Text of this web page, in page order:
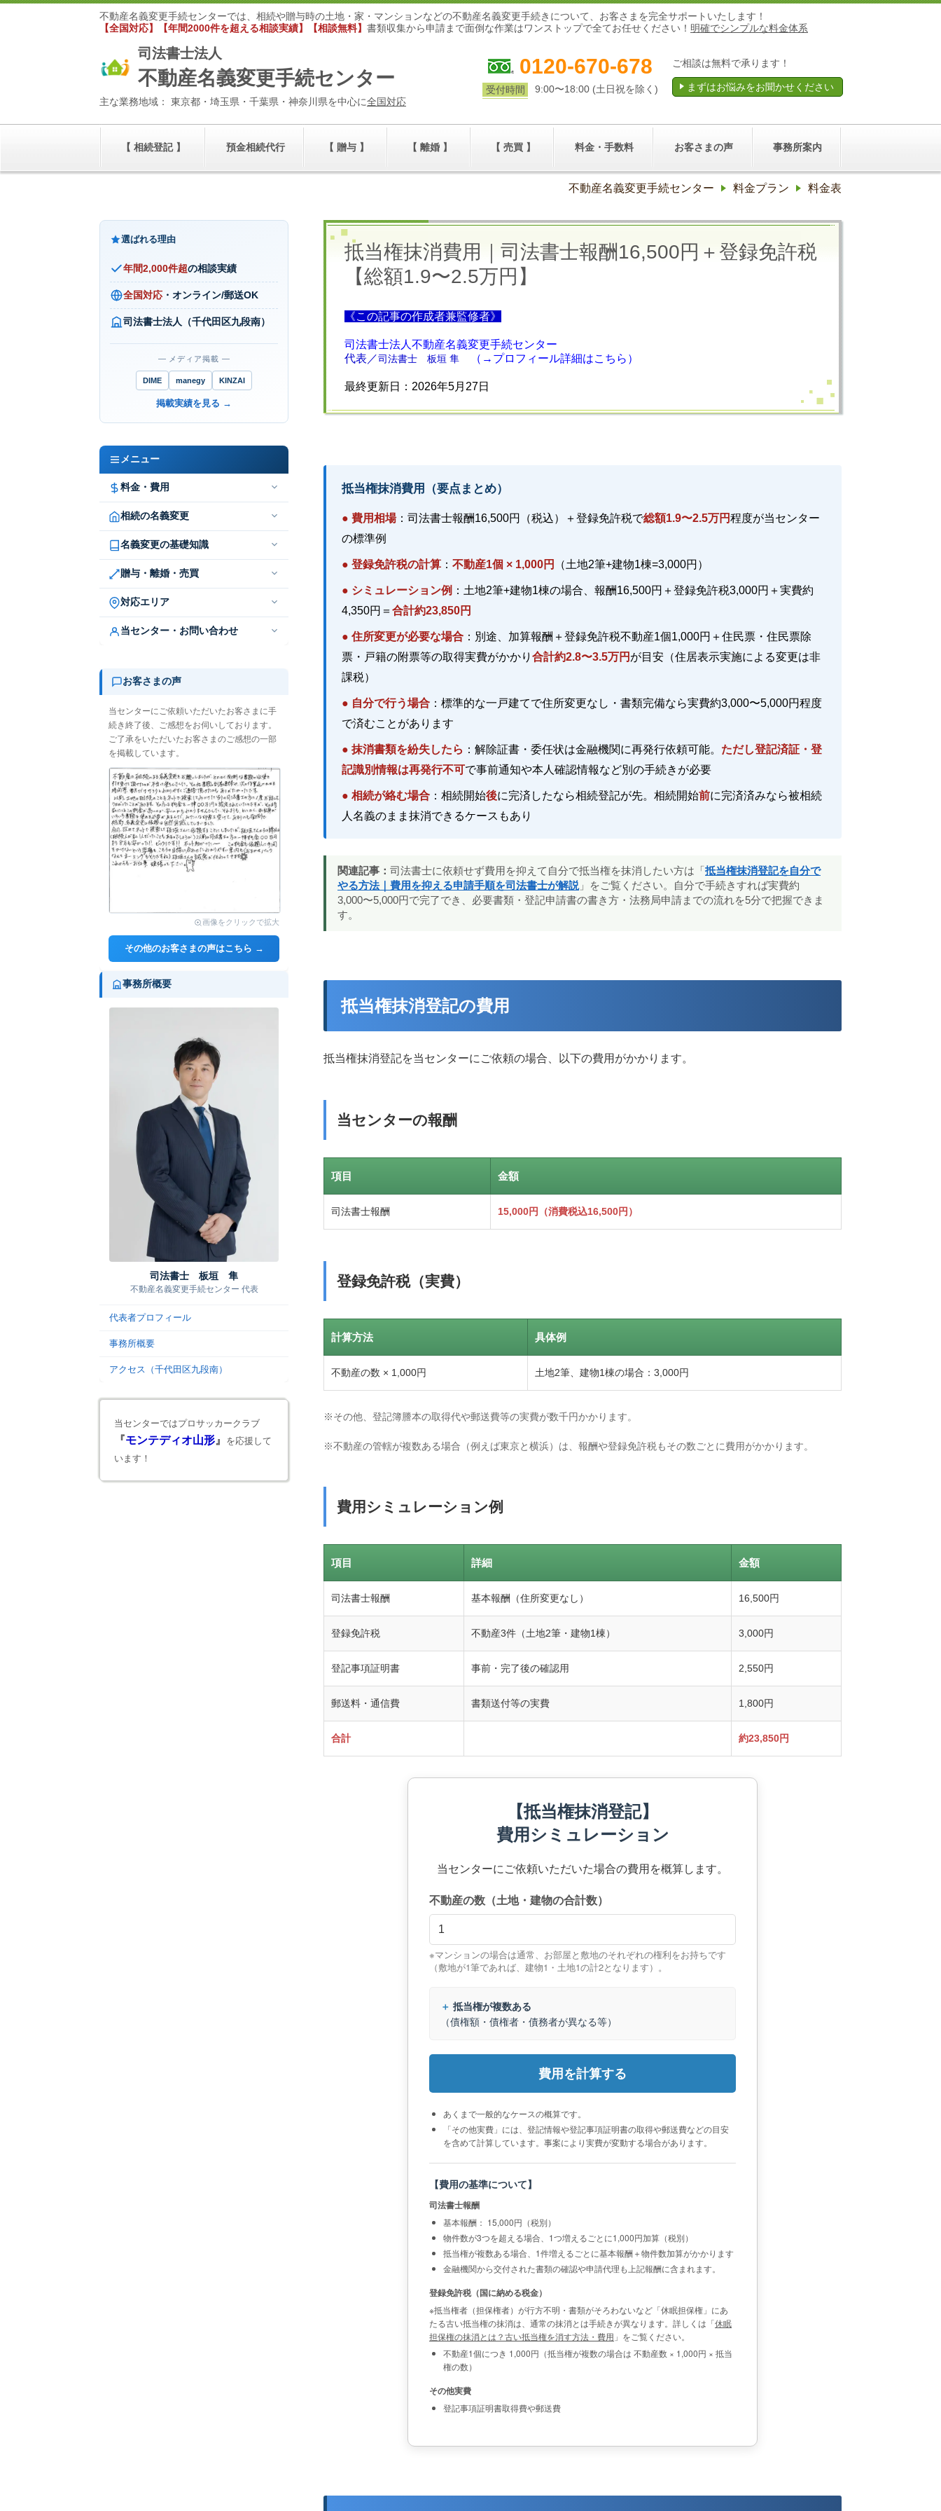
不動産名義変更手続センターでは、相続や贈与時の土地・家・マンションなどの不動産名義変更手続きについて、お客さまを完全サポートいたします！
【全国対応】【年間2000件を超える相談実績】【相談無料】 書類収集から申請まで面倒な作業はワンストップで全てお任せください！ 明確でシンプルな料金体系
司法書士法人
不動産名義変更手続センター
主な業務地域： 東京都・埼玉県・千葉県・神奈川県を中心に全国対応
0120-670-678
受付時間 9:00〜18:00 (土日祝を除く)
ご相談は無料で承ります！
まずはお悩みをお聞かせください
【 相続登記 】 預金相続代行 【 贈与 】 【 離婚 】 【 売買 】 料金・手数料 お客さまの声 事務所案内
不動産名義変更手続センター 料金プラン 料金表
抵当権抹消費用｜司法書士報酬16,500円＋登録免許税
【総額1.9〜2.5万円】
《この記事の作成者兼監修者》
司法書士法人不動産名義変更手続センター
代表／司法書士 板垣 隼 （→ プロフィール詳細はこちら ）
最終更新日：2026年5月27日
抵当権抹消費用（要点まとめ）
● 費用相場：司法書士報酬16,500円（税込）＋登録免許税で総額1.9〜2.5万円程度が当センター
の標準例
● 登録免許税の計算 ： 不動産1個 × 1,000円 （土地2筆+建物1棟=3,000円）
● シミュレーション例 ：土地2筆+建物1棟の場合、報酬16,500円＋登録免許税3,000円＋実費約
4,350円＝ 合計約23,850円
● 住所変更が必要な場合 ：別途、加算報酬＋登録免許税不動産1個1,000円＋住民票・住民票除
票・戸籍の附票等の取得実費がかかり 合計約2.8〜3.5万円 が目安（住居表示実施による変更は非
課税）
● 自分で行う場合 ：標準的な一戸建てで住所変更なし・書類完備なら実費約3,000〜5,000円程度
で済むことがあります
● 抹消書類を紛失したら ：解除証書・委任状は金融機関に再発行依頼可能。 ただし登記済証・登
記識別情報は再発行不可で事前通知や本人確認情報など別の手続きが必要
● 相続が絡む場合 ：相続開始後に完済したなら相続登記が先。相続開始前に完済済みなら被相続
人名義のまま抹消できるケースもあり
関連記事： 司法書士に依頼せず費用を抑えて自分で抵当権を抹消したい方は「抵当権抹消登記を自分で
やる方法｜費用を抑える申請手順を司法書士が解説 」をご覧ください。自分で手続きすれば実費約
3,000〜5,000円で完了でき、必要書類・登記申請書の書き方・法務局申請までの流れを5分で把握できま
す。
抵当権抹消登記の費用
抵当権抹消登記を当センターにご依頼の場合、以下の費用がかかります。
当センターの報酬
項目 金額
司法書士報酬 15,000円（消費税込16,500円）
登録免許税（実費）
計算方法 具体例
不動産の数 × 1,000円 土地2筆、建物1棟の場合：3,000円
※その他、登記簿謄本の取得代や郵送費等の実費が数千円かかります。
※不動産の管轄が複数ある場合（例えば東京と横浜）は、報酬や登録免許税もその数ごとに費用がかかります。
費用シミュレーション例
項目 詳細 金額
司法書士報酬 基本報酬（住所変更なし） 16,500円
登録免許税 不動産3件（土地2筆・建物1棟） 3,000円
登記事項証明書 事前・完了後の確認用 2,550円
郵送料・通信費 書類送付等の実費 1,800円
合計 約23,850円
【抵当権抹消登記】
費用シミュレーション
当センターにご依頼いただいた場合の費用を概算します。
不動産の数（土地・建物の合計数）
※マンションの場合は通常、お部屋と敷地のそれぞれの権利をお持ちです
（敷地が1筆であれば、建物1・土地1の計2となります）。
抵当権が複数ある
（債権額・債権者・債務者が異なる等）
費用を計算する
あくまで一般的なケースの概算です。
「その他実費」には、登記情報や登記事項証明書の取得や郵送費などの目安
を含めて計算しています。事案により実費が変動する場合があります。
【費用の基準について】
司法書士報酬
基本報酬： 15,000円（税別）
物件数が3つを超える場合、1つ増えるごとに1,000円加算（税別）
抵当権が複数ある場合、1件増えるごとに基本報酬＋物件数加算がかかります
金融機関から交付された書類の確認や申請代理も上記報酬に含まれます。
登録免許税（国に納める税金）
※抵当権者（担保権者）が行方不明・書類がそろわないなど「休眠担保権」にあ
たる古い抵当権の抹消は、通常の抹消とは手続きが異なります。詳しくは「休眠
担保権の抹消とは？古い抵当権を消す方法・費用 」をご覧ください。
不動産1個につき 1,000円（抵当権が複数の場合は 不動産数 × 1,000円 × 抵当
権の数）
その他実費
登記事項証明書取得費や郵送費
選ばれる理由
年間2,000件超の相談実績
全国対応 ・オンライン/郵送OK
司法書士法人（千代田区九段南）
― メディア掲載 ―
DIME manegy KINZAI
掲載実績を見る →
メニュー
料金・費用
相続の名義変更
名義変更の基礎知識
贈与・離婚・売買
対応エリア
当センター・お問い合わせ
お客さまの声
当センターにご依頼いただいたお客さまに手
続き終了後、ご感想をお伺いしております。
ご了承をいただいたお客さまのご感想の一部
を掲載しています。
画像をクリックで拡大
その他のお客さまの声はこちら →
事務所概要
司法書士 板垣 隼
不動産名義変更手続センター 代表
代表者プロフィール
事務所概要
アクセス（千代田区九段南）
当センターではプロサッカークラブ
『 モンテディオ山形』
を応援して
います！